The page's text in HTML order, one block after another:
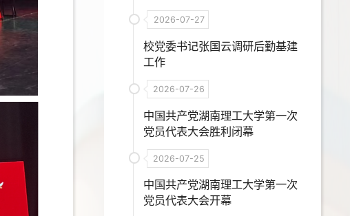
2026-07-27
校党委书记张国云调研后勤基建
工作
2026-07-26
中国共产党湖南理工大学第一次
党员代表大会胜利闭幕
2026-07-25
中国共产党湖南理工大学第一次
党员代表大会开幕